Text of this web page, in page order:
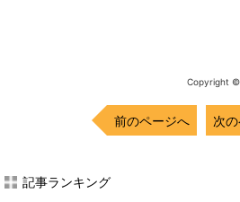
Copyright ©
前のページへ 次
記事ランキング